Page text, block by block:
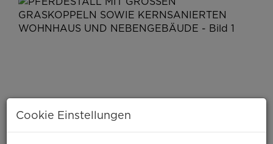
Cookie Einstellungen